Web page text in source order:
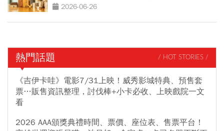
2026-06-26
熱門話題 / HOT STORIES /
《吉伊卡哇》電影7/31上映！威秀影城特典、預售套
票…販售資訊整理，討伐棒+小卡必收、上映戲院一文
看
2026 AAA頒獎典禮時間、票價、座位表、售票平台！